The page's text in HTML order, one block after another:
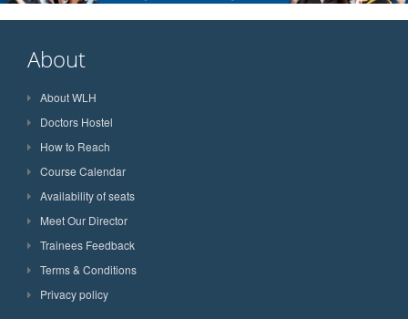
About
About WLH
Doctors Hostel
How to Reach
Course Calendar
Availability of seats
Meet Our Director
Trainees Feedback
Terms & Conditions
Privacy policy